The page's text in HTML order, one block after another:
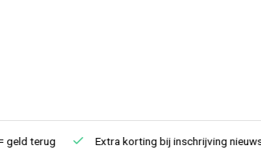
terug Extra korting bij inschrijving nieuwsbrief